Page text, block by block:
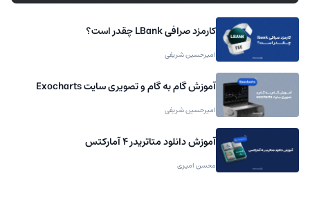
کارمزد صرافی LBank چقدر است؟
امیرحسین شریفی
آموزش گام به گام و تصویری سایت Exocharts
امیرحسین شریفی
آموزش دانلود متاتریدر 4 آمارکتس
محسن امیری